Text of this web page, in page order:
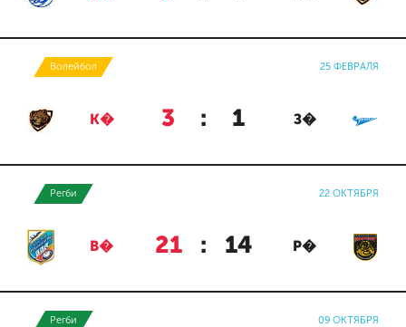
Волейбол 25 ФЕВРАЛЯ
К� 3 : 1 З�
Регби 22 ОКТЯБРЯ
В� 21 : 14 Р�
Регби 09 ОКТЯБРЯ